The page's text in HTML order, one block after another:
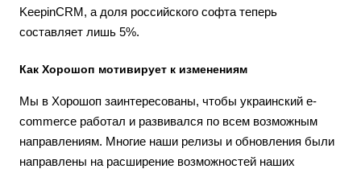
KeepinCRM, а доля российского софта теперь
составляет лишь 5%.
Как Хорошоп мотивирует к изменениям
Мы в Хорошоп заинтересованы, чтобы украинский e-
commerce работал и развивался по всем возможным
направлениям. Многие наши релизы и обновления были
направлены на расширение возможностей наших